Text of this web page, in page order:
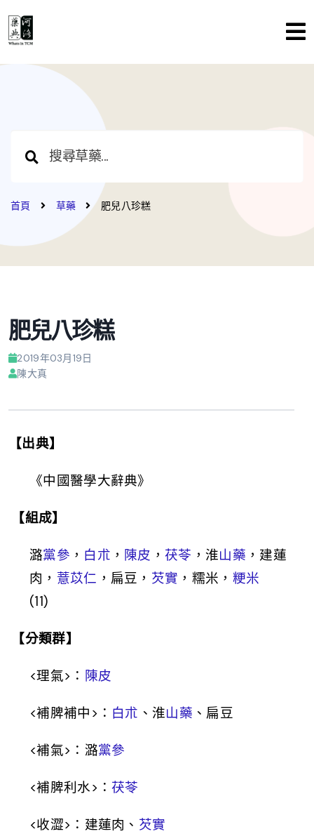
首頁 草藥 肥兒八珍糕
肥兒八珍糕
2019年03月19日
陳大真
【出典】
《中國醫學大辭典》
【組成】
潞黨參 ， 白朮 ， 陳皮 ，茯苓 ，淮山藥 ，建蓮
肉， 薏苡仁 ，扁豆， 芡實 ，糯米， 粳米
(11)
【分類群】
<理氣> ： 陳皮
<補脾補中 > ： 白朮 、淮山藥 、扁豆
<補氣> ：潞黨參
<補脾利水> ：茯苓
<收澀> ：建蓮肉、 芡實